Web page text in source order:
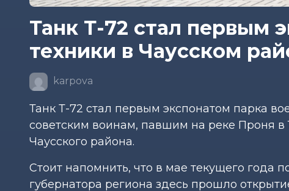
Танк Т-72 стал первым
техники в Чаусском
karpova
Танк Т-72 стал первым экспонатом парка
советским воинам, павшим на реке Проня в
Чаусского района.
Стоит напомнить, что в мае текущего года
губернатора региона здесь прошло